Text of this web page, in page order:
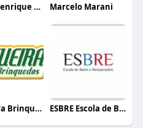
Carlos Henrique de Faria Vasconcelos Marcelo Marani
Nogueira Brinquedos ESBRE Escola de Bares e Restaurantes